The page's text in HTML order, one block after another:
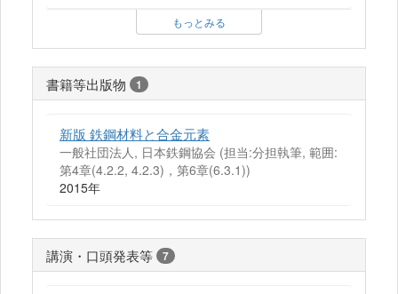
もっとみる
書籍等出版物 1
新版 鉄鋼材料と合金元素
一般社団法人, 日本鉄鋼協会 (担当:分担執筆, 範囲:
第4章(4.2.2, 4.2.3)，第6章(6.3.1))
2015年
講演・口頭発表等 7